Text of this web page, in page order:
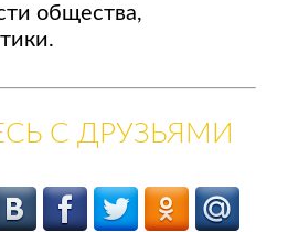
общества,
С ДРУЗЬЯМИ